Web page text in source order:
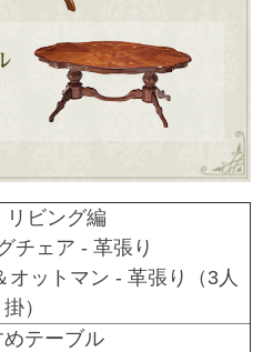
リビング編
チェア - 革張り
オットマン - 革張り（3人
掛）
めテーブル